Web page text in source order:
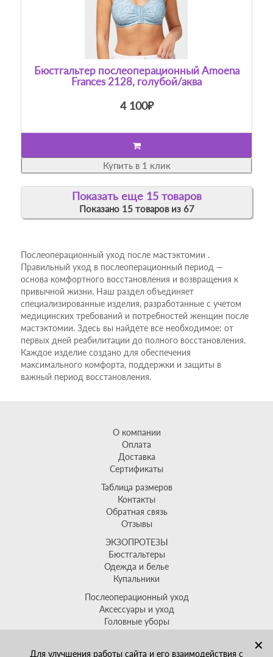
Бюстгальтер послеоперационный Amoena
Frances 2128, голубой/аква
4 100₽
Купить в 1 клик
Показать еще 15 товаров
Показано 15 товаров из 67
Послеоперационный уход после мастэктомии .
Правильный уход в послеоперационный период —
основа комфортного восстановления и возвращения к
привычной жизни. Наш раздел объединяет
специализированные изделия, разработанные с учетом
медицинских требований и потребностей женщин после
мастэктомии. Здесь вы найдете все необходимое: от
первых дней реабилитации до полного восстановления.
Каждое изделие создано для обеспечения
максимального комфорта, поддержки и защиты в
важный период восстановления.
О компании
Оплата
Доставка
Сертификаты
Таблица размеров
Контакты
Обратная связь
Отзывы
ЭКЗОПРОТЕЗЫ
Бюстгальтеры
Одежда и белье
Купальники
Послеоперационный уход
Аксессуары и уход
Головные уборы
+7(499)704-64-88 ✕
Для улучшения работы сайта и его взаимодействия с